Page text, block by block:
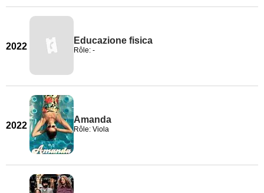
2022
Educazione fisica
Rôle: -
2022
Amanda
Rôle: Viola